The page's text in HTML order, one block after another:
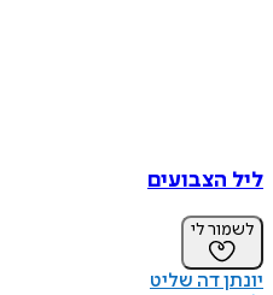
לי
דה שליט